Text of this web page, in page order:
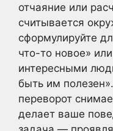
отчаяние или
считывается
сформулируйте
что-то новое»
интересными
быть им
переворот
делает ваше